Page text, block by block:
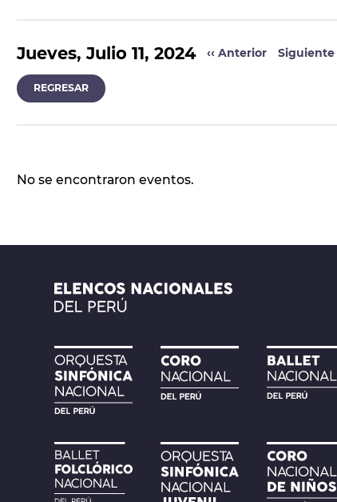
Jueves, Julio 11, 2024 ‹‹ Anterior Siguiente
REGRESAR
No se encontraron eventos.